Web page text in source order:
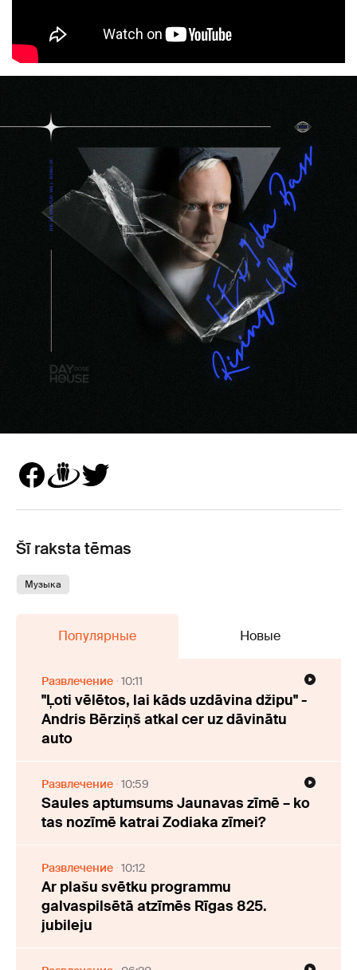
Šī raksta tēmas
Музыка
Популярные Новые
Развлечение 10:11
"Ļoti vēlētos, lai kāds uzdāvina džipu" -
Andris Bērziņš atkal cer uz dāvinātu
auto
Развлечение 10:59
Saules aptumsums Jaunavas zīmē – ko
tas nozīmē katrai Zodiaka zīmei?
Развлечение 10:12
Ar plašu svētku programmu
galvaspilsētā atzīmēs Rīgas 825.
jubileju